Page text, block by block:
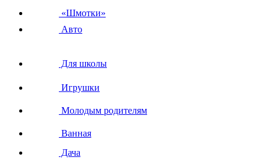
«Шмотки»
Авто
Для школы
Игрушки
Молодым родителям
Ванная
Дача